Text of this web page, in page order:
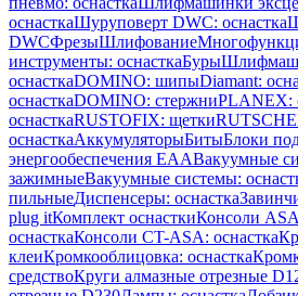
оснасткаШуруповерт DWC: оснастка
DWCФрезыШлифование
инструменты: оснасткаБуры
оснасткаDOMINO: шипыDiamant:
оснасткаDOMINO: стержниPLANEX:
оснасткаRUSTOFIX: щетки
оснасткаАккумуляторыБитыБлоки
энергообеспечения EAAВакуумные
зажимныеВакуумные системы:
пильныеДиспенсеры: оснастка
plug itКомплект оснасткиКонсоли
оснасткаКонсоли CT-ASA: оснастка
клеиКромкооблицовка: оснастка
средствоКруги алмазные отрезные